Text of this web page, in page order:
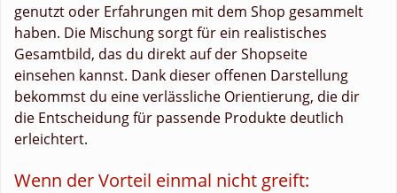
genutzt oder Erfahrungen mit dem Shop gesammelt
haben. Die Mischung sorgt für ein realistisches
Gesamtbild, das du direkt auf der Shopseite
einsehen kannst. Dank dieser offenen Darstellung
bekommst du eine verlässliche Orientierung, die dir
die Entscheidung für passende Produkte deutlich
erleichtert.
Wenn der Vorteil einmal nicht greift: